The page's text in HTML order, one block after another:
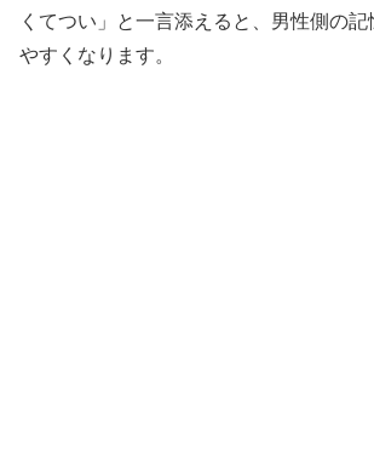
くてつい」と一言添えると、男性側の記
やすくなります。